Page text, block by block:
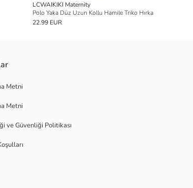
LCWAIKIKI Maternity
Polo Yaka Düz Uzun Kollu Hamile Triko Hırka
22.99 EUR
Metni
Metni
ve Güvenliği Politikası